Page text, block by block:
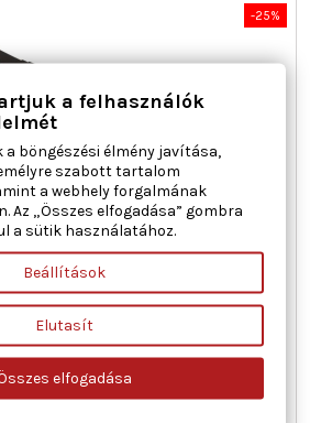
-25%
ABLAKEMELŐ JOBB ELSŐ FIAT
oldal : jobb első, Kiegészítő
: Villanymotorral, Működési mód :
elektromos
074 FtNormál
30 765 Ft
a felhasználók
böngészési élmény javítása,
szabott tartalom
a webhely forgalmának
Az „Összes elfogadása” gombra
a sütik használatához.
Beállítások
Elutasít
elfogadása